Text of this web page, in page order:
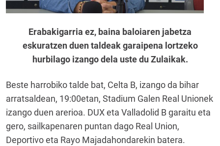
Erabakigarria ez, baina baloiaren jabetza
eskuratzen duen taldeak garaipena lortzeko
hurbilago izango dela uste du Zulaikak.
Beste harrobiko talde bat, Celta B, izango da bihar
arratsaldean, 19:00etan, Stadium Galen Real Unionek
izango duen arerioa. DUX eta Valladolid B garaitu eta
gero, sailkapenaren puntan dago Real Union,
Deportivo eta Rayo Majadahondarekin batera.